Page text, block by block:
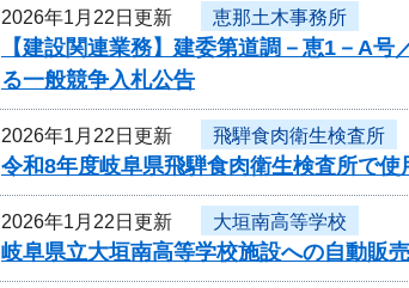
2026年1月22日更新 恵那土木事務所
【建設関連業務】建委第道調－恵1－
る一般競争入札公告
2026年1月22日更新 飛騨食肉衛生検査所
令和8年度岐阜県飛騨食肉衛生検査所で
2026年1月22日更新 大垣南高等学校
岐阜県立大垣南高等学校施設への自動販